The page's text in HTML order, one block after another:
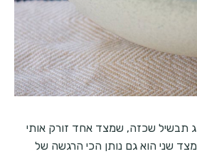
תבשיל שכזה, שמצד אחד זורק אותי
שני הוא גם נותן הכי הרגשה של